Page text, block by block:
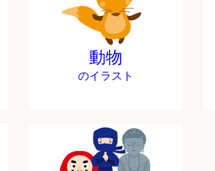
動物
のイラスト